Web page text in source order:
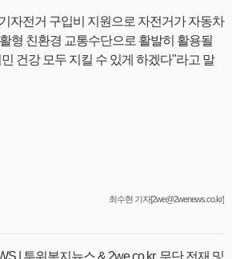
자전거 구입비 지원으로 자전거가 자동차
형 친환경 교통수단으로 활발히 활용될
건강 모두 지킬 수 있게 하겠다"라고 말
최수현 기자[2we@2wenews.co.kr]
| 투위복지뉴스 & 2we.co.kr, 무단 전재 및